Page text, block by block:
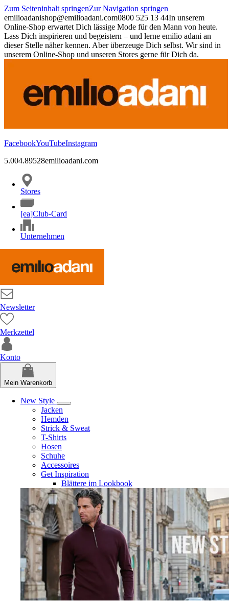
Zum Seiteninhalt springenZur Navigation springen
emilioadanishop@emilioadani.com0800 525 13 44In unserem
Online-Shop erwartet Dich lässige Mode für den Mann von heute.
Lass Dich inspirieren und begeistern – und lerne emilio adani an
dieser Stelle näher kennen. Aber überzeuge Dich selbst. Wir sind in
unserem Online-Shop und unseren Stores gerne für Dich da.
FacebookYouTubeInstagram
5.004.89528emilioadani.com
Stores
[ea]Club-Card
Unternehmen
Newsletter
Merkzettel
Konto
Mein Warenkorb
New Style
Jacken
Hemden
Strick & Sweat
T-Shirts
Hosen
Schuhe
Accessoires
Get Inspiration
Blättere im Lookbook